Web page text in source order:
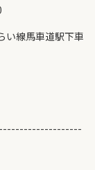
線馬車道駅下車